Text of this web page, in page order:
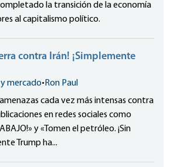
la transición de la economía
al capitalismo político.
contra Irán! ¡Simplemente
mercado• Ron Paul
amenazas cada vez más intensas contra
en redes sociales como
y «Tomen el petróleo. ¡Sin
Trump ha...